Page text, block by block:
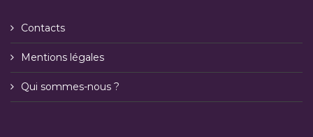
Contacts
Mentions légales
Qui sommes-nous ?